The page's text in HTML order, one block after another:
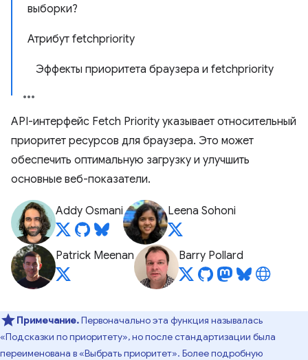
выборки?
Атрибут fetchpriority
Эффекты приоритета браузера и fetchpriority
API-интерфейс Fetch Priority указывает относительный
приоритет ресурсов для браузера. Это может
обеспечить оптимальную загрузку и улучшить
основные веб-показатели.
Addy Osmani Leena Sohoni
Patrick Meenan Barry Pollard
Примечание.Первоначально эта функция называлась
«Подсказки по приоритету», но после стандартизации была
переименована в «Выбрать приоритет». Более подробную